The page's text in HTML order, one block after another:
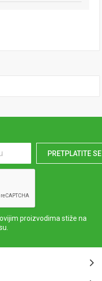
PRETPLATITE SE
proizvodima stiže na